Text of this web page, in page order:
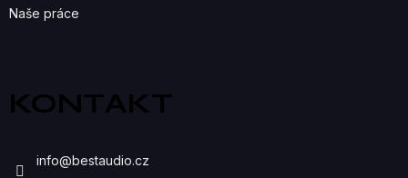
Naše práce
KONTAKT
info@bestaudio.cz